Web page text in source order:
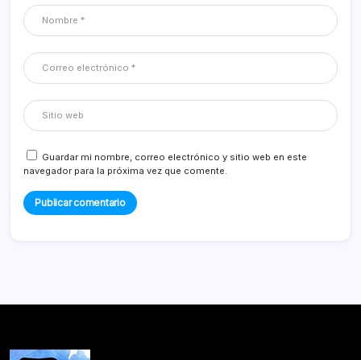
Guardar mi nombre, correo electrónico y sitio web en este
navegador para la próxima vez que comente.